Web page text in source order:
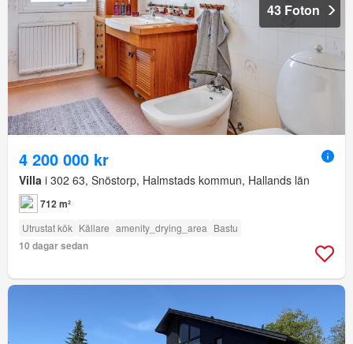
43 Foton
4 200 000 kr
Villa i 302 63, Snöstorp, Halmstads kommun, Hallands län
712 m²
Utrustat kök Källare amenity_drying_area Bastu
10 dagar sedan